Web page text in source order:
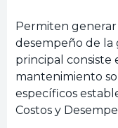
Permiten
desempeño de la
principal consiste
mantenimiento
específicos
Costos y